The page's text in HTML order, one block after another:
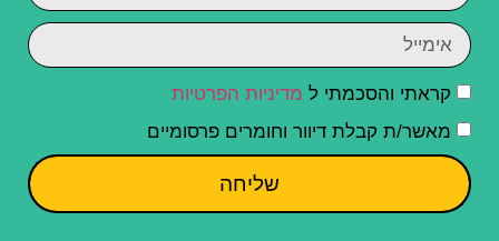
קראתי והסכמתי ל מדיניות הפרטיות
מאשר/ת קבלת דיוור וחומרים פרסומיים
שליחה